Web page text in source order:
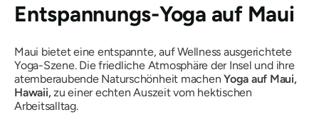
Entspannungs-Yoga auf Maui
Maui bietet eine entspannte, auf Wellness ausgerichtete
Yoga-Szene. Die friedliche Atmosphäre der Insel und ihre
atemberaubende Naturschönheit machenYoga auf Maui,
Hawaii,zu einer echten Auszeit vom hektischen
Arbeitsalltag.